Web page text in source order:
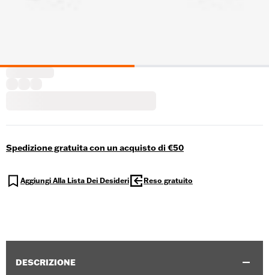
Spedizione gratuita con un acquisto di €50
Aggiungi Alla Lista Dei Desideri Reso gratuito
DESCRIZIONE